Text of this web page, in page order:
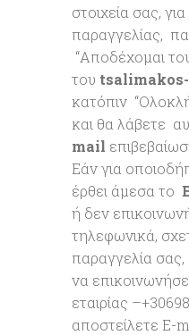
στοιχεία σας,
παραγγελίας,
“Αποδέχομαι
του
κατόπιν
και θα λάβετε
mail
Εάν για
έρθει άμεσα το
ή δεν
τηλεφωνικά,
παραγγελία
να
εταιρίας
αποστείλετε E-